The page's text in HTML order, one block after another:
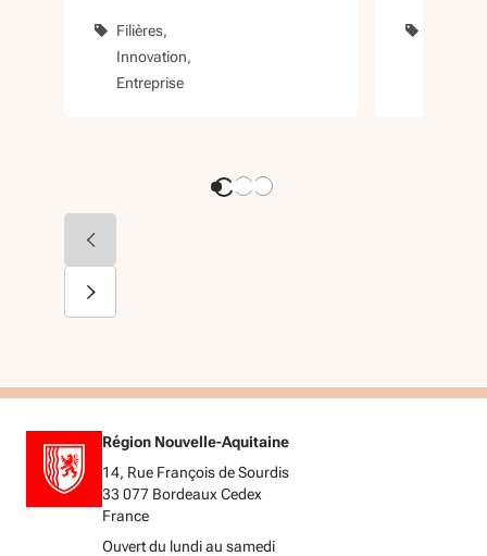
Rochelle
Filières
Innovation
Entreprise
Région Nouvelle-Aquitaine
14, Rue François de Sourdis
33 077 Bordeaux Cedex
France
Ouvert du lundi au samedi